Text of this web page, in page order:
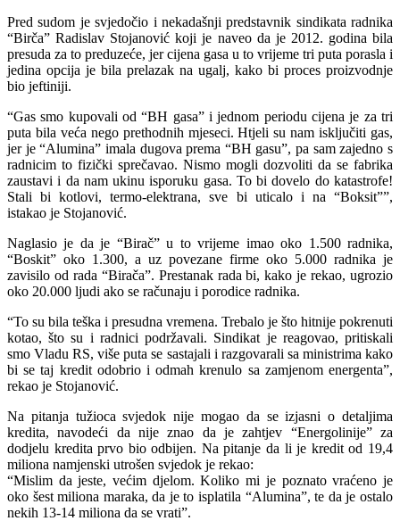
Pred sudom je svjedočio i nekadašnji predstavnik sindikata radnika
“Birča” Radislav Stojanović koji je naveo da je 2012. godina bila
presuda za to preduzeće, jer cijena gasa u to vrijeme tri puta porasla i
jedina opcija je bila prelazak na ugalj, kako bi proces proizvodnje
bio jeftiniji.
“Gas smo kupovali od “BH gasa” i jednom periodu cijena je za tri
puta bila veća nego prethodnih mjeseci. Htjeli su nam isključiti gas,
jer je “Alumina” imala dugova prema “BH gasu”, pa sam zajedno s
radnicim to fizički sprečavao. Nismo mogli dozvoliti da se fabrika
zaustavi i da nam ukinu isporuku gasa. To bi dovelo do katastrofe!
Stali bi kotlovi, termo-elektrana, sve bi uticalo i na “Boksit””,
istakao je Stojanović.
Naglasio je da je “Birač” u to vrijeme imao oko 1.500 radnika,
“Boskit” oko 1.300, a uz povezane firme oko 5.000 radnika je
zavisilo od rada “Birača”. Prestanak rada bi, kako je rekao, ugrozio
oko 20.000 ljudi ako se računaju i porodice radnika.
“To su bila teška i presudna vremena. Trebalo je što hitnije pokrenuti
kotao, što su i radnici podržavali. Sindikat je reagovao, pritiskali
smo Vladu RS, više puta se sastajali i razgovarali sa ministrima kako
bi se taj kredit odobrio i odmah krenulo sa zamjenom energenta”,
rekao je Stojanović.
Na pitanja tužioca svjedok nije mogao da se izjasni o detaljima
kredita, navodeći da nije znao da je zahtjev “Energolinije” za
dodjelu kredita prvo bio odbijen. Na pitanje da li je kredit od 19,4
miliona namjenski utrošen svjedok je rekao:
“Mislim da jeste, većim djelom. Koliko mi je poznato vraćeno je
oko šest miliona maraka, da je to isplatila “Alumina”, te da je ostalo
nekih 13-14 miliona da se vrati”.